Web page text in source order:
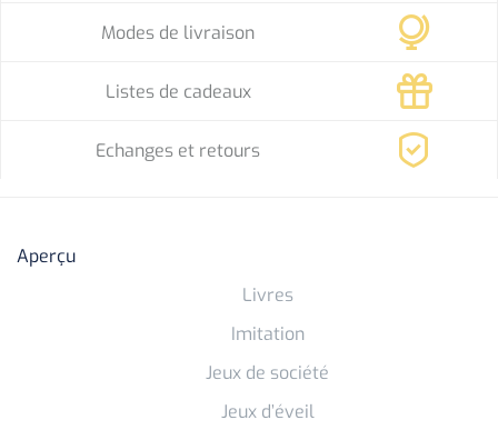
Modes de livraison
Listes de cadeaux
Echanges et retours
Aperçu
Livres
Imitation
Jeux de société
Jeux d’éveil